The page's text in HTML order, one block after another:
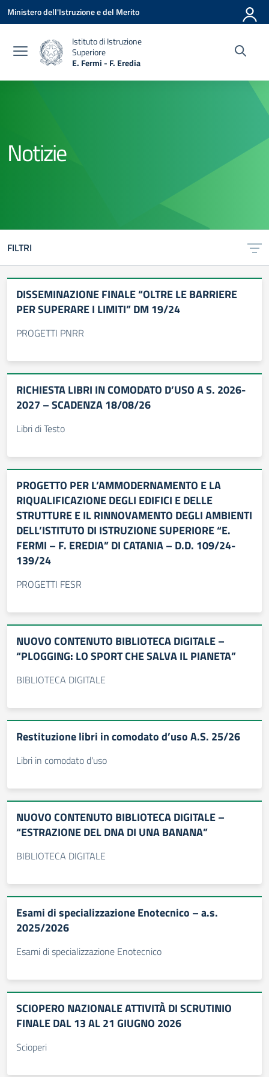
Vai ai contenuti
Vai al menu di navigazione
Vai al footer
Ministero dell'Istruzione e del Merito
Istituto di Istruzione
Superiore
E. Fermi - F. Eredia
Notizie
FILTRI
DISSEMINAZIONE FINALE “OLTRE LE BARRIERE
PER SUPERARE I LIMITI” DM 19/24
PROGETTI PNRR
RICHIESTA LIBRI IN COMODATO D’USO A S. 2026-
2027 – SCADENZA 18/08/26
Libri di Testo
PROGETTO PER L’AMMODERNAMENTO E LA
RIQUALIFICAZIONE DEGLI EDIFICI E DELLE
STRUTTURE E IL RINNOVAMENTO DEGLI AMBIENTI
DELL’ISTITUTO DI ISTRUZIONE SUPERIORE “E.
FERMI – F. EREDIA” DI CATANIA – D.D. 109/24-
139/24
PROGETTI FESR
NUOVO CONTENUTO BIBLIOTECA DIGITALE –
“PLOGGING: LO SPORT CHE SALVA IL PIANETA”
BIBLIOTECA DIGITALE
Restituzione libri in comodato d’uso A.S. 25/26
Libri in comodato d'uso
NUOVO CONTENUTO BIBLIOTECA DIGITALE –
“ESTRAZIONE DEL DNA DI UNA BANANA”
BIBLIOTECA DIGITALE
Esami di specializzazione Enotecnico – a.s.
2025/2026
Esami di specializzazione Enotecnico
SCIOPERO NAZIONALE ATTIVITÀ DI SCRUTINIO
FINALE DAL 13 AL 21 GIUGNO 2026
Scioperi